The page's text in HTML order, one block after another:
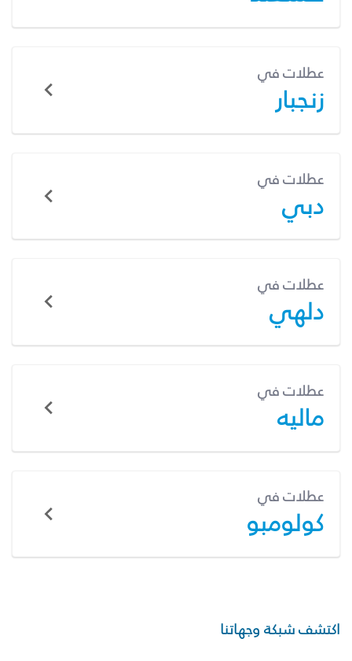
عطلات في
زنجبار
عطلات في
دبي
عطلات في
دلهي
عطلات في
ماليه
عطلات في
كولومبو
اكتشف شبكة وجهاتنا